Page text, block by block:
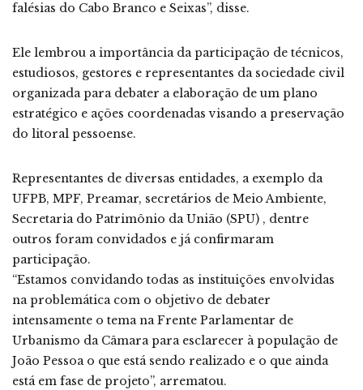
falésias do Cabo Branco e Seixas”, disse.
Ele lembrou a importância da participação de técnicos,
estudiosos, gestores e representantes da sociedade civil
organizada para debater a elaboração de um plano
estratégico e ações coordenadas visando a preservação
do litoral pessoense.
Representantes de diversas entidades, a exemplo da
UFPB, MPF, Preamar, secretários de Meio Ambiente,
Secretaria do Patrimônio da União (SPU) , dentre
outros foram convidados e já confirmaram
participação.
“Estamos convidando todas as instituições envolvidas
na problemática com o objetivo de debater
intensamente o tema na Frente Parlamentar de
Urbanismo da Câmara para esclarecer à população de
João Pessoa o que está sendo realizado e o que ainda
está em fase de projeto”, arrematou.